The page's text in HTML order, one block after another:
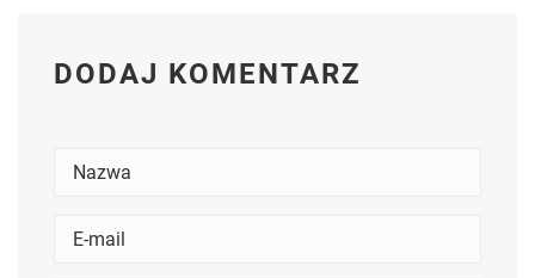
DODAJ KOMENTARZ